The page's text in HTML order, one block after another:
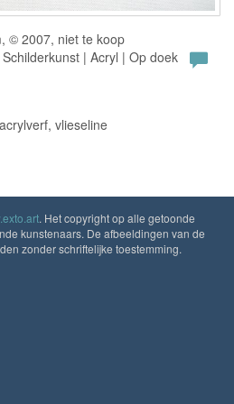
© 2007, niet te koop
| Acryl | Op doek
vlieseline
. Het copyright op alle getoonde
kunstenaars. De afbeeldingen van de
zonder schriftelijke toestemming.